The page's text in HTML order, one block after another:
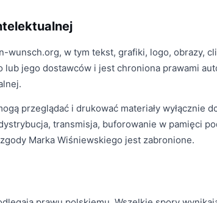
wunsch.org, w tym tekst, grafiki, logo, obrazy,
lub jego dostawców i jest chroniona prawami
przeglądać i drukować materiały wyłącznie
transmisja, buforowanie w pamięci
Marka Wiśniewskiego jest zabronione.